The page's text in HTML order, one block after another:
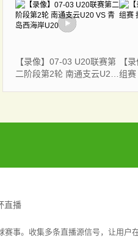
VS 云南玉昆U20
VS
【录像】07-03 U20联赛第
二阶段第2轮 南通支云U20
【
组赛
直播
事。收集多条直播源信号，让用户